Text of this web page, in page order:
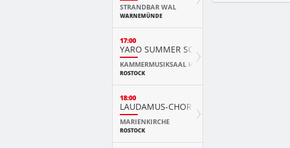
STRANDBAR WAL
WARNEMÜNDE
17:00
YARO SUMMER SCHOOL KURSKONZERT
KAMMERMUSIKSAAL HMT
ROSTOCK
18:00
LAUDAMUS-CHOR
MARIENKIRCHE
ROSTOCK